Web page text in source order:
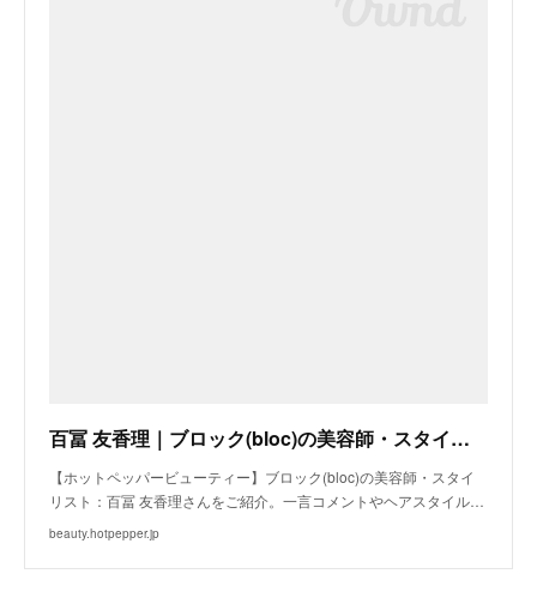
百冨 友香理｜ブロック(bloc)の美容師・スタイリスト｜ホットペッパービューティー
【ホットペッパービューティー】ブロック(bloc)の美容師・スタイ
リスト：百冨 友香理さんをご紹介。一言コメントやヘアスタイル…
beauty.hotpepper.jp